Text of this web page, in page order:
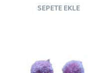
SEPETE EKLE